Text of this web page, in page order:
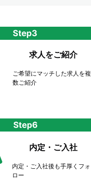
求人をご紹介
ご希望にマッチした求人を複
数ご紹介
内定・ご入社
内定・ご入社後も手厚くフォ
ロー